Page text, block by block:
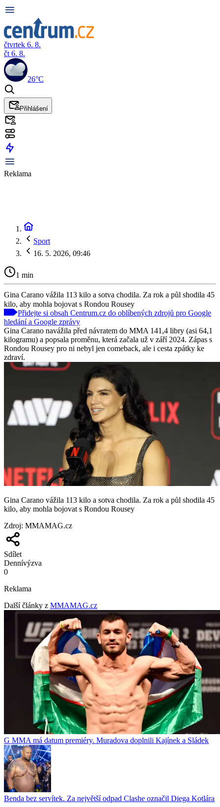
čtvrtek 6. 8.
čt 6. 8.
26°C
Přihlášení
Reklama
Sport
16. 5. 2026, 09:46
1 min
Gina Carano vážila 113 kilo a sotva chodila. Za rok a půl shodila 45
kilo, aby mohla bojovat s Rondou Rousey
Přidejte si obsah Centrum.cz do oblíbených zdrojů pro Google
hledání a Google zprávy
Gina Carano navážila před návratem do MMA 141,4 libry (asi 64,1
kilogramu) a popsala proměnu, která začala už v září 2024. Zápas s
Rondou Rousey pro ni nebyl jen comeback, ale i cesta zpátky ke
zdraví.
Gina Carano vážila 113 kilo a sotva chodila. Za rok a půl shodila 45
kilo, aby mohla bojovat s Rondou Rousey
Zdroj: MMAMAG.cz
Sdílet
Dennívýzva
0
Reklama
Další články z MMAMAG.cz
G MMA má datum premiéry. Muradova doplnili Kajínek a Sládek
Benda bez servítek. Za největší odpad Clashe označil Diega Kotlára